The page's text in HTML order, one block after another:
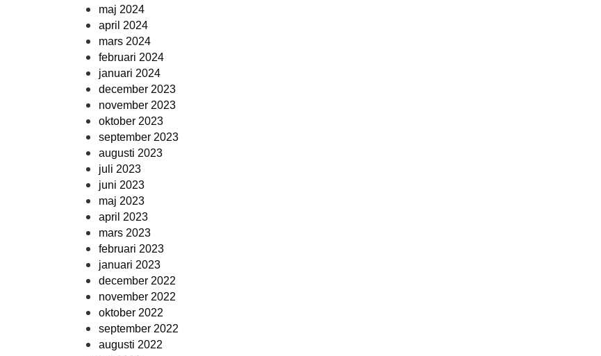
maj 2024
april 2024
mars 2024
februari 2024
januari 2024
december 2023
november 2023
oktober 2023
september 2023
augusti 2023
juli 2023
juni 2023
maj 2023
april 2023
mars 2023
februari 2023
januari 2023
december 2022
november 2022
oktober 2022
september 2022
augusti 2022